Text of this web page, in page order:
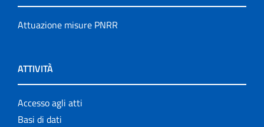
Attuazione misure PNRR
ATTIVITÀ
Accesso agli atti
Basi di dati